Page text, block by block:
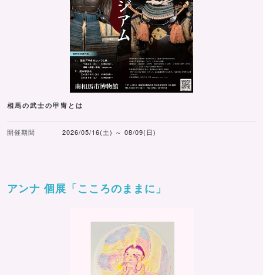
相馬の武士の甲冑とは
開催期間 2026/05/16(土) ～ 08/09(日)
アンナ 個展「こころのままに」